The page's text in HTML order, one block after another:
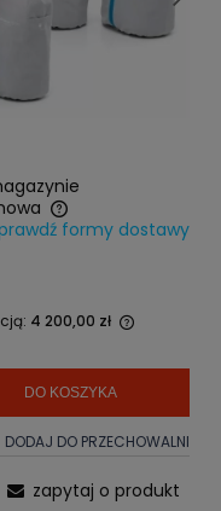
płatności
formy dostawy
4 200,00 zł
niż 30
pojawił
DO KOSZYKA
DODAJ DO PRZECHOWALNI
zapytaj o produkt